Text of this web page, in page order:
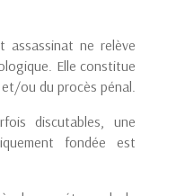
ne relève
Elle constitue
ou du procès pénal.
discutables, une
fondée est